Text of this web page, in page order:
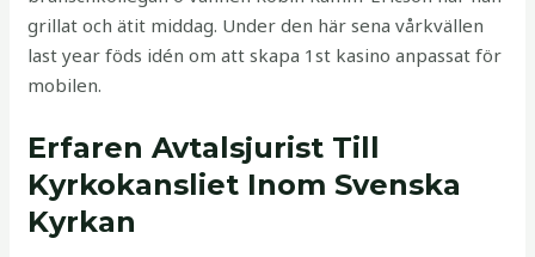
grillat och ätit middag. Under den här sena vårkvällen
last year föds idén om att skapa 1st kasino anpassat för
mobilen.
Erfaren Avtalsjurist Till
Kyrkokansliet Inom Svenska
Kyrkan